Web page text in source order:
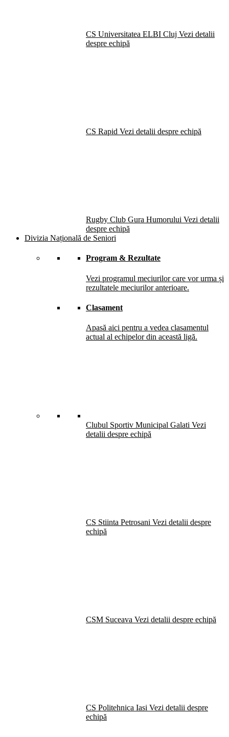
CS Universitatea ELBI Cluj Vezi detalii
despre echipă
CS Rapid Vezi detalii despre echipă
Rugby Club Gura Humorului Vezi detalii
despre echipă
Divizia Națională de Seniori
Program & Rezultate
Vezi programul meciurilor care vor urma și
rezultatele meciurilor anterioare.
Clasament
Apasă aici pentru a vedea clasamentul
actual al echipelor din această ligă.
Clubul Sportiv Municipal Galati Vezi
detalii despre echipă
CS Stiinta Petrosani Vezi detalii despre
echipă
CSM Suceava Vezi detalii despre echipă
CS Politehnica Iasi Vezi detalii despre
echipă